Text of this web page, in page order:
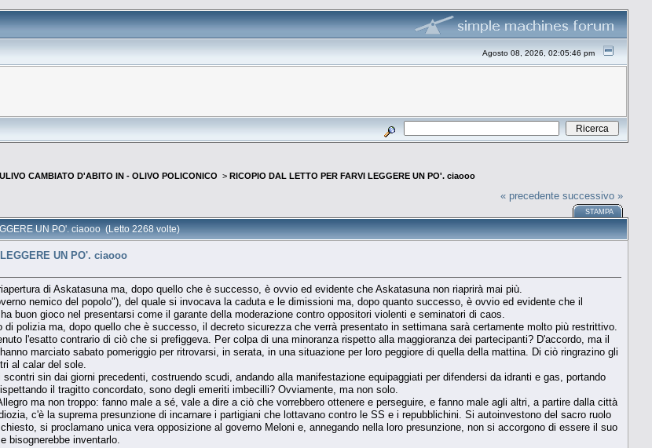
Agosto 08, 2026, 02:05:46 pm
CAMBIATO D'ABITO IN - OLIVO POLICONICO > RICOPIO DAL LETTO PER FARVI LEGGERE UN PO'. ciaooo
« precedente successivo »
STAMPA
UN PO'. ciaooo (Letto 2268 volte)
UN PO'. ciaooo
di Askatasuna ma, dopo quello che è successo, è ovvio ed evidente che Askatasuna non riaprirà mai più.
nemico del popolo"), del quale si invocava la caduta e le dimissioni ma, dopo quanto successo, è ovvio ed evidente che il
buon gioco nel presentarsi come il garante della moderazione contro oppositori violenti e seminatori di caos.
polizia ma, dopo quello che è successo, il decreto sicurezza che verrà presentato in settimana sarà certamente molto più restrittivo.
l'esatto contrario di ciò che si prefiggeva. Per colpa di una minoranza rispetto alla maggioranza dei partecipanti? D'accordo, ma il
marciato sabato pomeriggio per ritrovarsi, in serata, in una situazione per loro peggiore di quella della mattina. Di ciò ringrazino gli
al calar del sole.
sin dai giorni precedenti, costruendo scudi, andando alla manifestazione equipaggiati per difendersi da idranti e gas, portando
il tragitto concordato, sono degli emeriti imbecilli? Ovviamente, ma non solo.
ma non troppo: fanno male a sé, vale a dire a ciò che vorrebbero ottenere e perseguire, e fanno male agli altri, a partire dalla città
c'è la suprema presunzione di incarnare i partigiani che lottavano contro le SS e i repubblichini. Si autoinvestono del sacro ruolo
si proclamano unica vera opposizione al governo Meloni e, annegando nella loro presunzione, non si accorgono di essere il suo
bisognerebbe inventarlo.